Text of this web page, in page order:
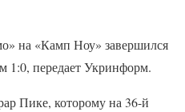
на «Камп Ноу» завершился
1:0, передает Укринформ.
Пике, которому на 36-й